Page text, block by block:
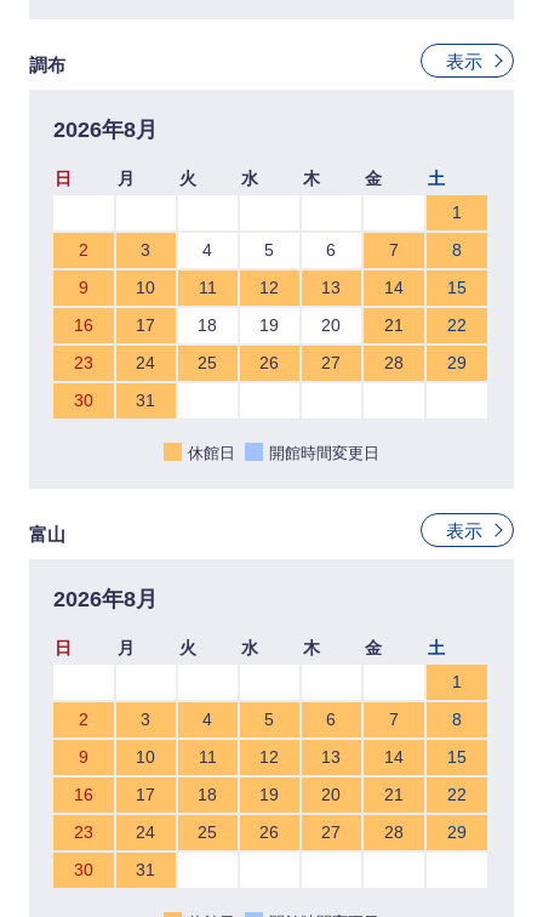
調布 表示
2026年8月
日 月 火 水 木 金
土
1
2
3 4 5 6 7
8
9
10 11 12 13 14
15
16
17 18 19 20 21
22
23
24 25 26 27 28
29
30
31
休館日 開館時間変更日
富山 表示
2026年8月
日 月 火 水 木 金
土
1
2
3 4 5 6 7
8
9
10 11 12 13 14
15
16
17 18 19 20 21
22
23
24 25 26 27 28
29
30
31